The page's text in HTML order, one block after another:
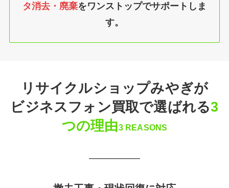
タ消去・廃棄をワンストップでサポートしま
す。
リサイクルショップみやぎが
ビジネスフォン買取で選ばれる3
つの理由3 REASONS